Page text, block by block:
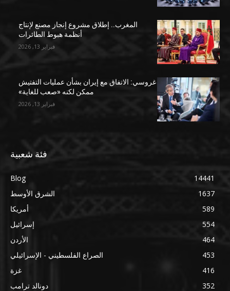
المغرب.. إطلاق مشروع إنجاز مصنع لإنتاج
أنظمة هبوط الطائرات
فبراير 13, 2026
غروسي: الاتفاق مع إيران بشأن عمليات التفتيش
ممكن لكنه «صعب للغاية»
فبراير 13, 2026
فئة شعبية
Blog
14441
الشرق الأوسط
1637
أمريكا
589
إسرائيل
554
الأردن
464
الصراع الفلسطيني - الإسرائيلي
453
غزة
416
دونالد ترامب
352